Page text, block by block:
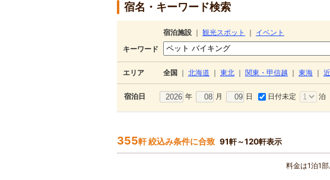
宿名・キーワード検索
宿泊施設 観光スポット
イベント
キーワード
エリア 全国 北海道 東北 関東・甲信越 東海
宿泊日 年 月 日 日付未定 泊
355軒 絞込み条件に合致 91軒～120軒表示
料金は1泊1